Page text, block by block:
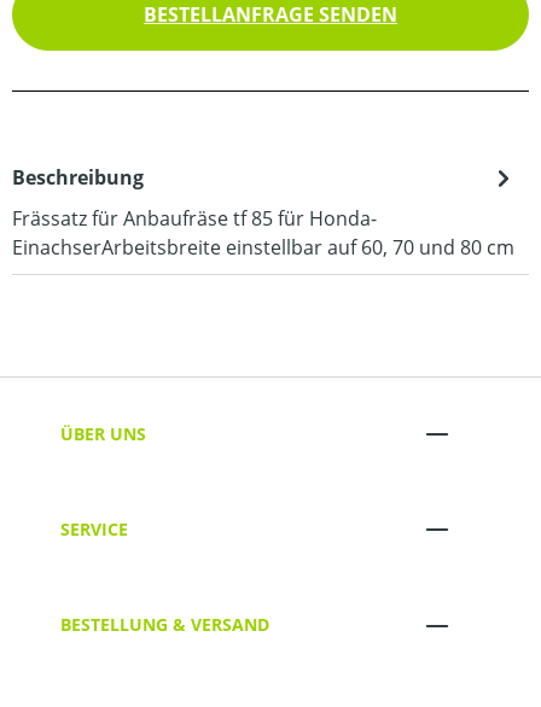
BESTELLANFRAGE SENDEN
Beschreibung
Frässatz für Anbaufräse tf 85 für Honda-
EinachserArbeitsbreite einstellbar auf 60, 70 und 80 cm
ÜBER UNS
SERVICE
BESTELLUNG & VERSAND